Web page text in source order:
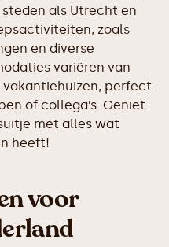
als Utrecht en
zoals
en diverse
variëren van
perfect
of collega’s. Geniet
met alles wat
heeft!
voor